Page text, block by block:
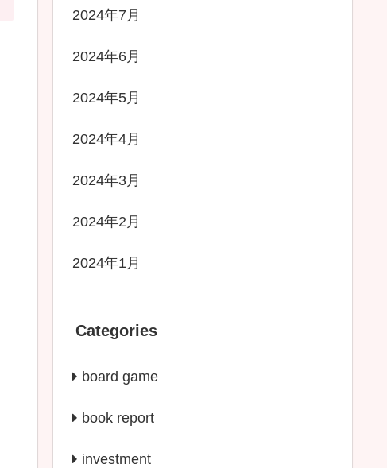
2024年7月
2024年6月
2024年5月
2024年4月
2024年3月
2024年2月
2024年1月
Categories
board game
book report
investment